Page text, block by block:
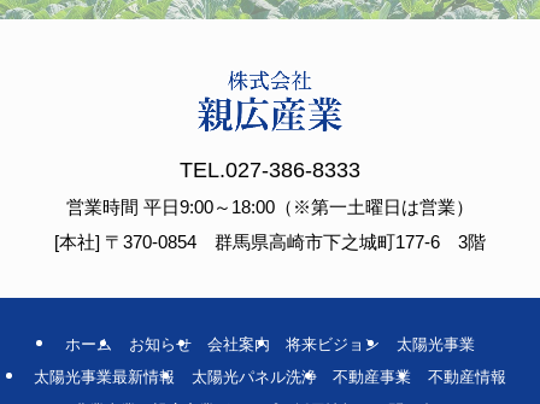
TEL.027-386-8333
営業時間 平日9:00～18:00（※第一土曜日は営業）
[本社] 〒370-0854 群馬県高崎市下之城町177-6 3階
ホーム お知らせ 会社案内 将来ビジョン
太陽光事業
太陽光事業最新情報
太陽光パネル洗浄 不動産事業
不動産情報